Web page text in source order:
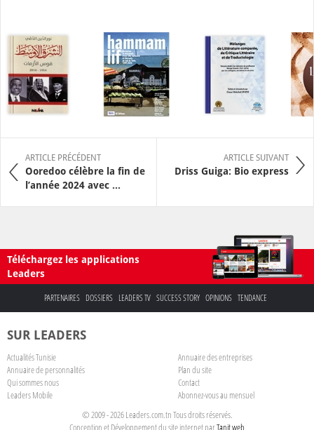
ARTICLE PRÉCÉDENT
Ooredoo célèbre la fin de
l’année 2024 avec ...
ARTICLE SUIVANT
Driss Guiga: Bio express
Téléchargez les applications
Leaders
PARTENAIRES DOSSIERS LEADERS TV SUCCESS STORY OPINIONS TENDANCE
SUR LEADERS
Actualités Tunisie
Annuaire des entreprises
Annuaire de personnalités
Plan du site
Qui sommes nous
Contact
Leaders Mobile
Abonnez-vous au mensuel
© 2009 - 2026 Leaders.com.tn Tous droits réservés.
Conception et Développement du site internet parTanit web